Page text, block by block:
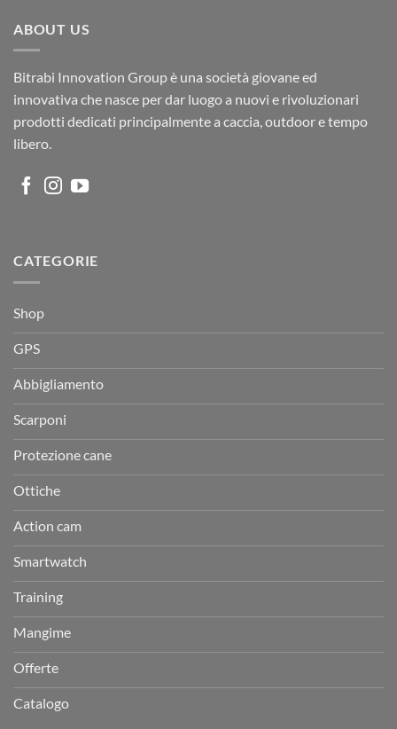
ABOUT US
Bitrabi Innovation Group è una società giovane ed
innovativa che nasce per dar luogo a nuovi e rivoluzionari
prodotti dedicati principalmente a caccia, outdoor e tempo
libero.
CATEGORIE
Shop
GPS
Abbigliamento
Scarponi
Protezione cane
Ottiche
Action cam
Smartwatch
Training
Mangime
Offerte
Catalogo